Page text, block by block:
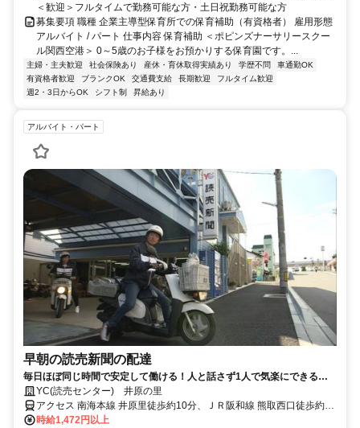
＜歓迎＞フルタイムで勤務可能な方・土日祝勤務可能な方
募集要項 職種 企業主導型保育所での保育補助（有資格者） 雇用形態
アルバイト / パート 仕事内容 保育補助 ＜ポピンズナーサリースクー
ル関西空港＞ 0～5歳のお子様をお預かりする保育園です。...
主婦・主夫歓迎 社会保険あり 産休・育休取得実績あり 学歴不問
車通勤OK
有資格者歓迎
ブランクOK 交通費支給 長期歓迎
フルタイム歓迎
週2・3日からOK
シフト制 昇給あり
アルバイト・パート
早朝の読売新聞の配達
毎日ほぼ同じ時間で安定して働ける！人と話さず1人で気楽にできるシ
ンプル作業！家計や年金の＋αにもぴったり！中高年の方（50代・60
代）も活躍中！
YC(読売センター) 井原の里
アクセス 南海本線 井原里徒歩約10分、ＪＲ阪和線 熊取西口徒歩約18
分、南海本線 鶴原徒歩約18分
時給1,472円以上